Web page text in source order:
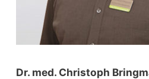
Dr. med. Christoph